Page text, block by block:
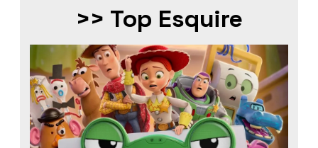
>> Top Esquire